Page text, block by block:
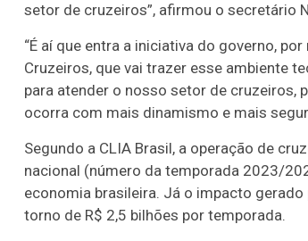
setor de cruzeiros”, afirmou o secretário
“É aí que entra a iniciativa do governo,
Cruzeiros, que vai trazer esse ambiente
para atender o nosso setor de cruzeiros,
ocorra com mais dinamismo e mais
Segundo a CLIA Brasil, a operação de
nacional (número da temporada 2023/
economia brasileira. Já o impacto
torno de R$ 2,5 bilhões por temporada.